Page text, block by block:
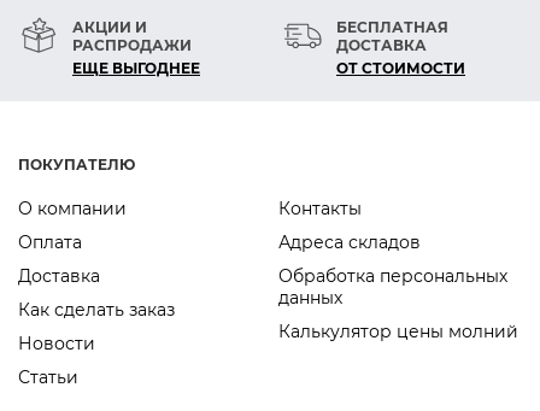
АКЦИИ И
РАСПРОДАЖИ
ЕЩЕ ВЫГОДНЕЕ
БЕСПЛАТНАЯ
ДОСТАВКА
ОТ СТОИМОСТИ
ПОКУПАТЕЛЮ
О компании
Оплата
Доставка
Как сделать заказ
Новости
Статьи
Контакты
Адреса складов
Обработка персональных
данных
Калькулятор цены молний